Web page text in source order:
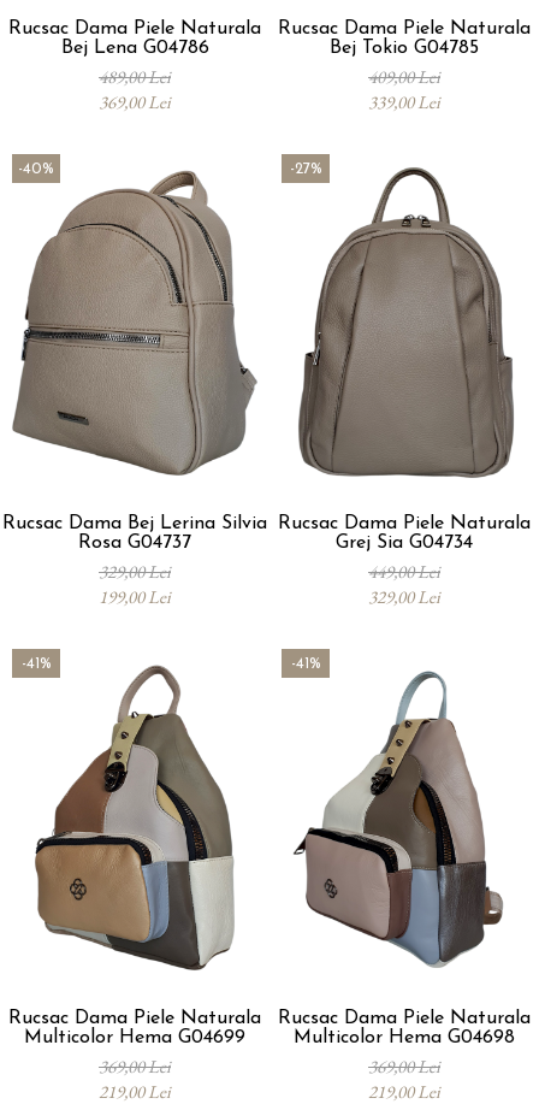
Rucsac Dama Piele Naturala
Bej Lena G04786
489,00 Lei
369,00 Lei
Rucsac Dama Piele Naturala
Bej Tokio G04785
409,00 Lei
339,00 Lei
-40%
Rucsac Dama Bej Lerina Silvia
Rosa G04737
329,00 Lei
199,00 Lei
-27%
Rucsac Dama Piele Naturala
Grej Sia G04734
449,00 Lei
329,00 Lei
-41%
Rucsac Dama Piele Naturala
Multicolor Hema G04699
369,00 Lei
219,00 Lei
-41%
Rucsac Dama Piele Naturala
Multicolor Hema G04698
369,00 Lei
219,00 Lei